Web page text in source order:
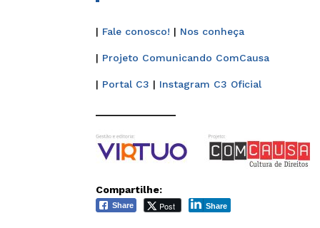
| Fale conosco! | Nos conheça
| Projeto Comunicando ComCausa
| Portal C3 | Instagram C3 Oficial
Compartilhe:
Share Post Share